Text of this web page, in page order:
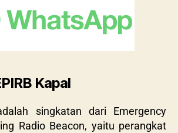
Kapal
singkatan dari Emergency
Radio Beacon, yaitu perangkat